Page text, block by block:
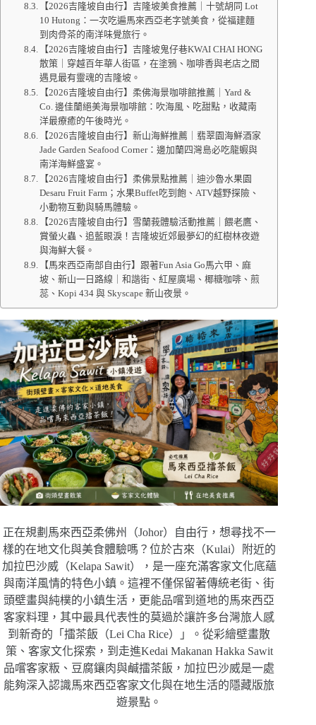
【2026吉隆坡自由行】吉隆坡美食推薦｜十號胡同 Lot
10 Hutong：一次吃遍馬來西亞老字號美食，從福建麵
到肉骨茶的南洋味覺旅行。
【2026吉隆坡自由行】吉隆坡鬼仔巷KWAI CHAI HONG
散策｜穿越百年華人街區，在塗鴉、咖啡香與老店之間
遇見最有靈魂的吉隆坡。
【2026吉隆坡自由行】柔佛海景咖啡館推薦｜Yard &
Co. 邊佳蘭絕美海景咖啡館：吹海風、吃甜點，收藏南
洋最療癒的午後時光。
【2026吉隆坡自由行】新山海鮮推薦｜翡翠園海鮮酒家
Jade Garden Seafood Corner：邊加蘭四灣島必吃龍蝦與
南洋海鮮盛宴。
【2026吉隆坡自由行】柔佛景點推薦｜迪沙魯水果園
Desaru Fruit Farm；水果Buffet吃到飽、ATV越野探險、
小動物互動與騎馬體驗。
【2026吉隆坡自由行】雪蘭莪體驗活動推薦｜餵老鷹、
賞螢火蟲、追藍眼淚！吉隆坡近郊最夢幻的紅樹林夜遊
與海鮮大餐。
【馬來西亞南部自由行】跟著Fun Asia Go馬六甲、麻
坡、新山一日路線｜和諧街、紅屋廣場、椰糖咖啡、煎
蕊、Kopi 434 與 Skyscape 新山夜景。
正在規劃馬來西亞柔佛州（Johor）自由行，想尋找不一
樣的在地文化與美食體驗嗎？位於古來（Kulai）附近的
加拉巴沙威（Kelapa Sawit），是一座充滿客家文化底蘊
與南洋風情的特色小鎮。這裡不僅保留著傳統老街、街
頭壁畫與純樸的小鎮生活，更能品嚐到道地的馬來西亞
客家料理，其中最具代表性的莫過於讓許多台灣旅人感
到新奇的「擂茶飯（Lei Cha Rice）」。從彩繪壁畫散
策、客家文化探索，到走進Kedai Makanan Hakka Sawit
品嚐客家粄、豆腐鑲肉與鹹擂茶飯，加拉巴沙威是一處
能夠深入認識馬來西亞客家文化與在地生活的隱藏版旅
遊景點。